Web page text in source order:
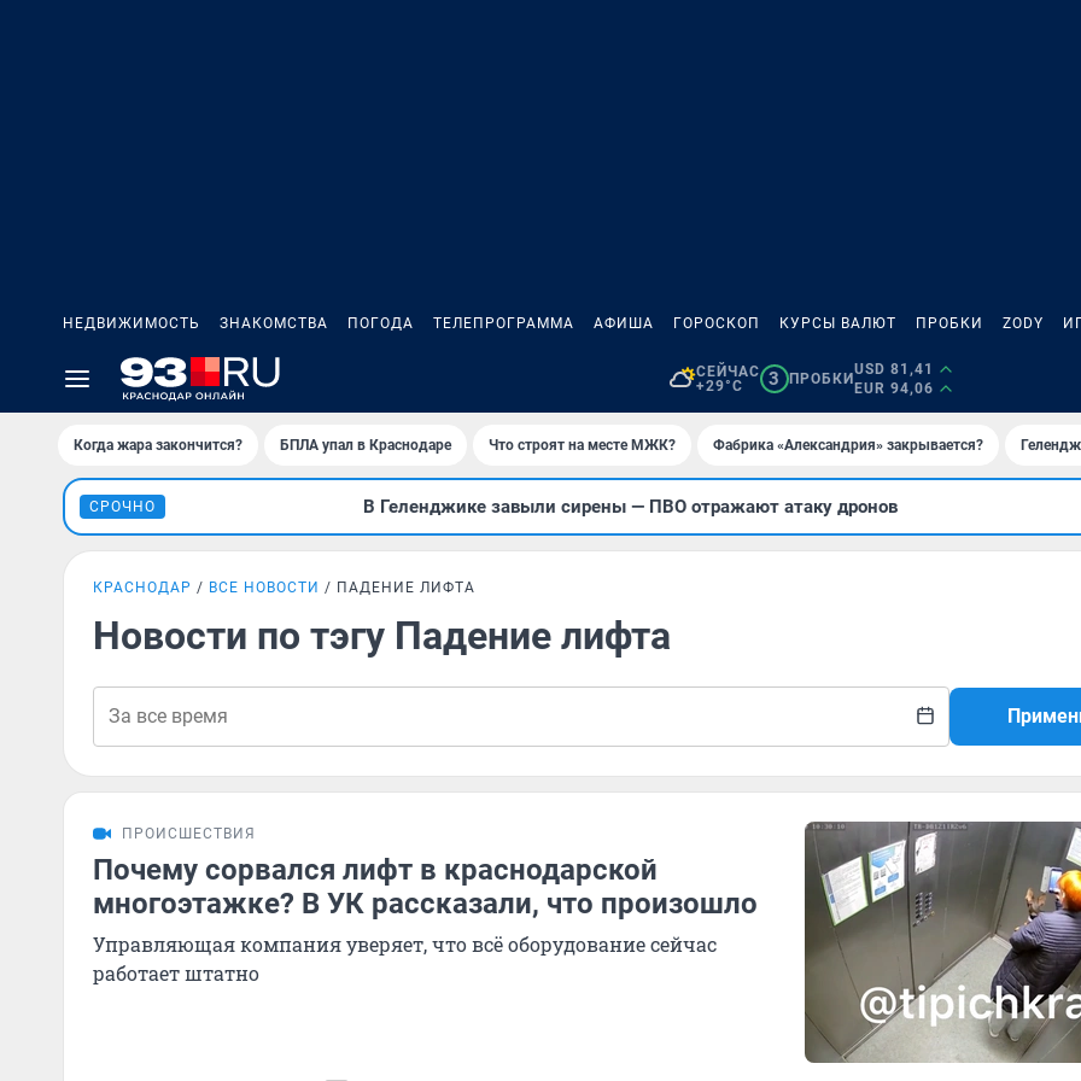
НЕДВИЖИМОСТЬ ЗНАКОМСТВА ПОГОДА ТЕЛЕПРОГРАММА АФИША ГОРОСКОП КУРСЫ ВАЛЮТ ПРОБКИ ZODY
СЕЙЧАС
+29°C
3 ПРОБКИ
USD 81,41
EUR 94,06
Когда жара закончится? БПЛА упал в Краснодаре Что строят на месте МЖК? Фабрика «Александрия» закрывается?
СРОЧНО В Геленджике завыли сирены — ПВО отражают атаку дронов
КРАСНОДАР ВСЕ НОВОСТИ ПАДЕНИЕ ЛИФТА
Новости по тэгу Падение лифта
ПРОИСШЕСТВИЯ
Почему сорвался лифт в краснодарской
многоэтажке? В УК рассказали, что произошло
Управляющая компания уверяет, что всё оборудование сейчас
работает штатно